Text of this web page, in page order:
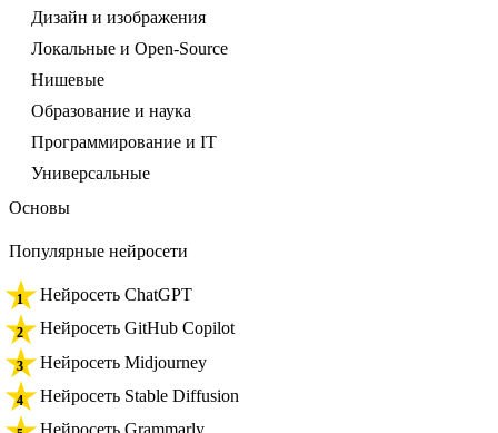
Дизайн и изображения
Локальные и Open-Source
Нишевые
Образование и наука
Программирование и IT
Универсальные
Основы
Популярные нейросети
Нейросеть ChatGPT
Нейросеть GitHub Copilot
Нейросеть Midjourney
Нейросеть Stable Diffusion